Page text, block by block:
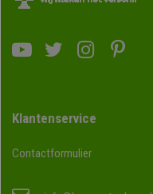
Klantenservice
Contactformulier